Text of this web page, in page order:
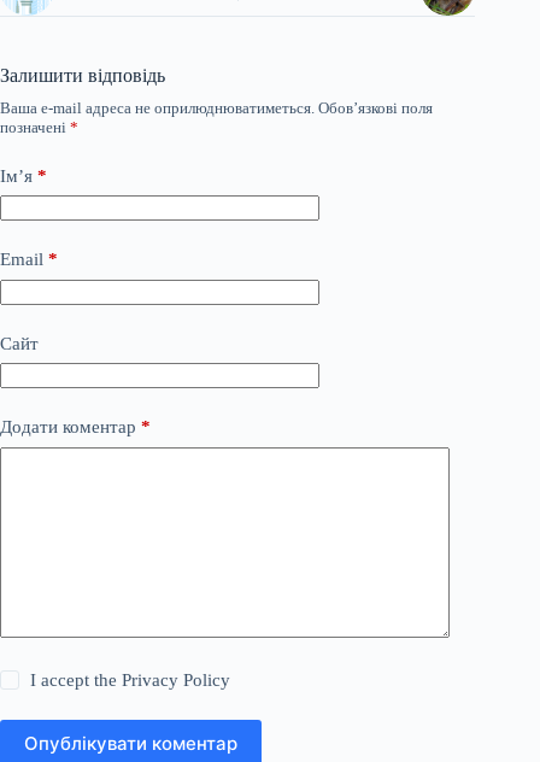
Залишити відповідь
Ваша e-mail адреса не оприлюднюватиметься. Обов’язкові поля
позначені *
Ім’я *
Email *
Сайт
Додати коментар *
I accept thePrivacy Policy
Опублікувати коментар